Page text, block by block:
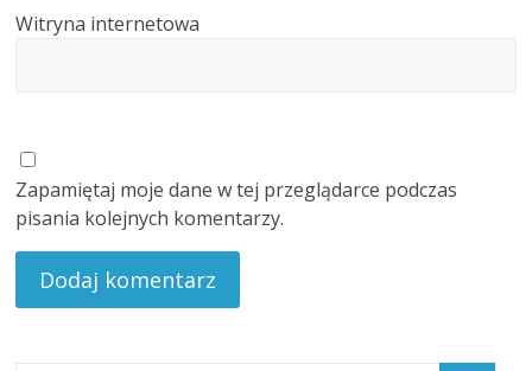
Witryna internetowa
Zapamiętaj moje dane w tej przeglądarce podczas
pisania kolejnych komentarzy.